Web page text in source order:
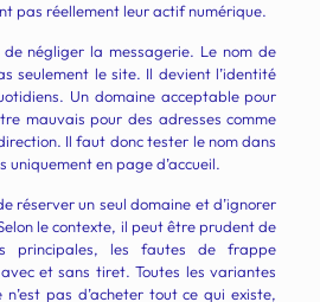
pas réellement leur actif numérique.
négliger la messagerie. Le nom de
seulement le site. Il devient l’identité
Un domaine acceptable pour
mauvais pour des adresses comme
Il faut donc tester le nom dans
uniquement en page d’accueil.
réserver un seul domaine et d’ignorer
le contexte, il peut être prudent de
principales, les fautes de frappe
et sans tiret. Toutes les variantes
n’est pas d’acheter tout ce qui existe,